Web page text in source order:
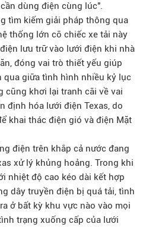
dùng điện cùng lúc".
tìm kiếm giải pháp thông qua
thống lớn cỡ chiếc xe tải này
lưu trữ vào lưới điện khi nhà
đóng vai trò thiết yếu giúp
qua giữa tình hình nhiều kỷ lục
cũng khơi lại tranh cãi về vai
định hóa lưới điện Texas, do
khai thác điện gió và điện Mặt
điện trên khắp cả nước đang
xử lý khủng hoảng. Trong khi
nhiệt độ cao kéo dài kết hợp
dây truyền điện bị quá tải, tình
ở bất kỳ khu vực nào vào mọi
trạng xuống cấp của lưới